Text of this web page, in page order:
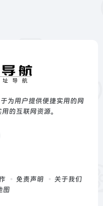
为用户提供便捷实用的网
的互联网资源。
免责声明
关于我们
图